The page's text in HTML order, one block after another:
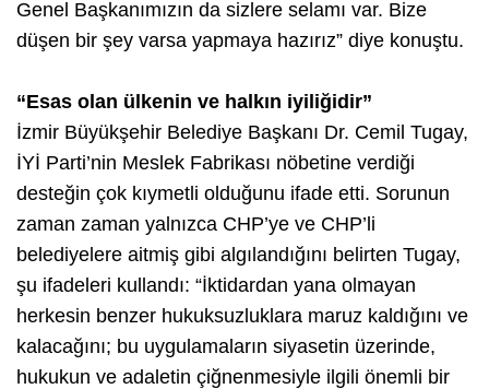
Genel Başkanımızın da sizlere selamı var. Bize
düşen bir şey varsa yapmaya hazırız” diye konuştu.
“Esas olan ülkenin ve halkın iyiliğidir”
İzmir Büyükşehir Belediye Başkanı Dr. Cemil Tugay,
İYİ Parti’nin Meslek Fabrikası nöbetine verdiği
desteğin çok kıymetli olduğunu ifade etti. Sorunun
zaman zaman yalnızca CHP’ye ve CHP’li
belediyelere aitmiş gibi algılandığını belirten Tugay,
şu ifadeleri kullandı: “İktidardan yana olmayan
herkesin benzer hukuksuzluklara maruz kaldığını ve
kalacağını; bu uygulamaların siyasetin üzerinde,
hukukun ve adaletin çiğnenmesiyle ilgili önemli bir